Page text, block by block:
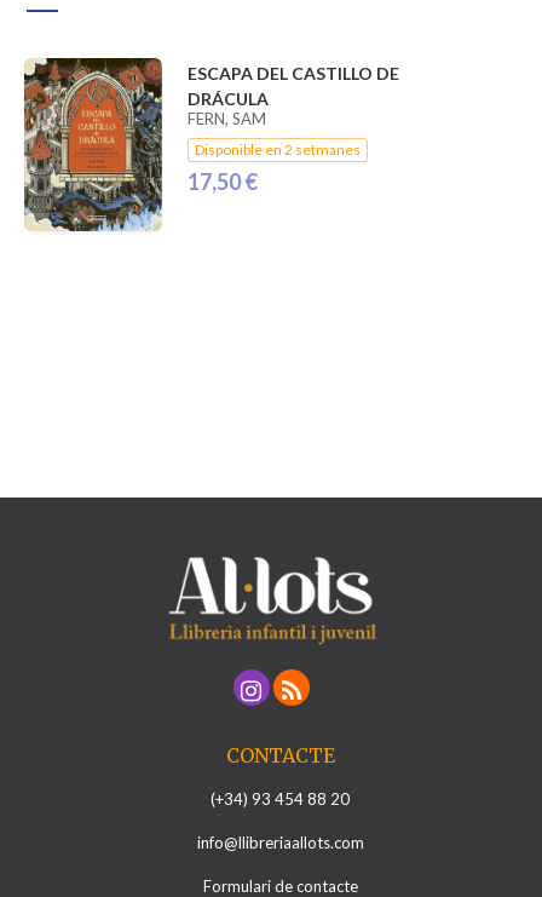
ESCAPA DEL CASTILLO DE
DRÁCULA
FERN, SAM
Disponible en 2 setmanes
17,50 €
CONTACTE
(+34) 93 454 88 20
info@llibreriaallots.com
Formulari de contacte